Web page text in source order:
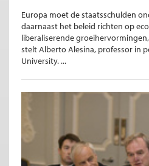
Europa moet de staatsschulden
daarnaast het beleid richten op
liberaliserende
stelt Alberto Alesina, professor in
University. ...